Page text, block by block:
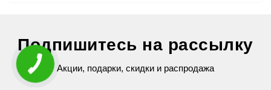
2 599 грн
Подпишитесь на рассылку
Акции, подарки, скидки и распродажа